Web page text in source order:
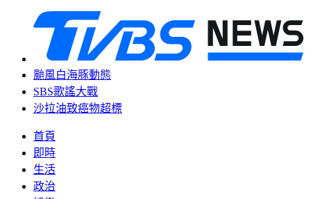
颱風白海豚動態
SBS歌謠大戰
沙拉油致癌物超標
首頁
即時
生活
政治